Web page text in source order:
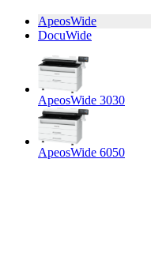
ApeosWide
DocuWide
ApeosWide 3030
ApeosWide 6050